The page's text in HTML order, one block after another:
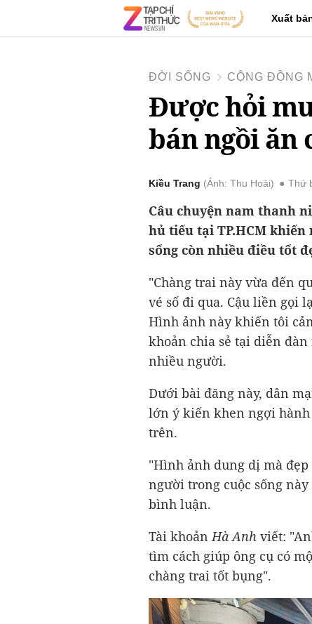
Xuất
ĐỜI SỐNG CỘNG ĐỒNG
Được hỏi
bán ngồi ăn
Kiều Trang Ảnh: Thu Hoài Thứ
Câu chuyện nam thanh
hủ tiếu tại TP.HCM
sống còn nhiều điều tốt
"Chàng trai này vừa đến
vé số đi qua. Cậu liền gọi
Hình ảnh này khiến tôi
khoản chia sẻ tại diễn
nhiều người.
Dưới bài đăng này, dân
lớn ý kiến khen ngợi hành
trên.
"Hình ảnh dung dị mà
người trong cuộc sống
bình luận.
Tài khoảnHà Anh viết:
tìm cách giúp ông cụ có
chàng trai tốt bụng".